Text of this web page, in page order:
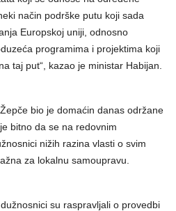
način podrške putu koji sada
Europskoj uniji, odnosno
programima i projektima koji
taj put“, kazao je ministar Habijan.
bio je domaćin danas održane
bitno da se na redovnim
nižih razina vlasti o svim
za lokalnu samoupravu.
su raspravljali o provedbi